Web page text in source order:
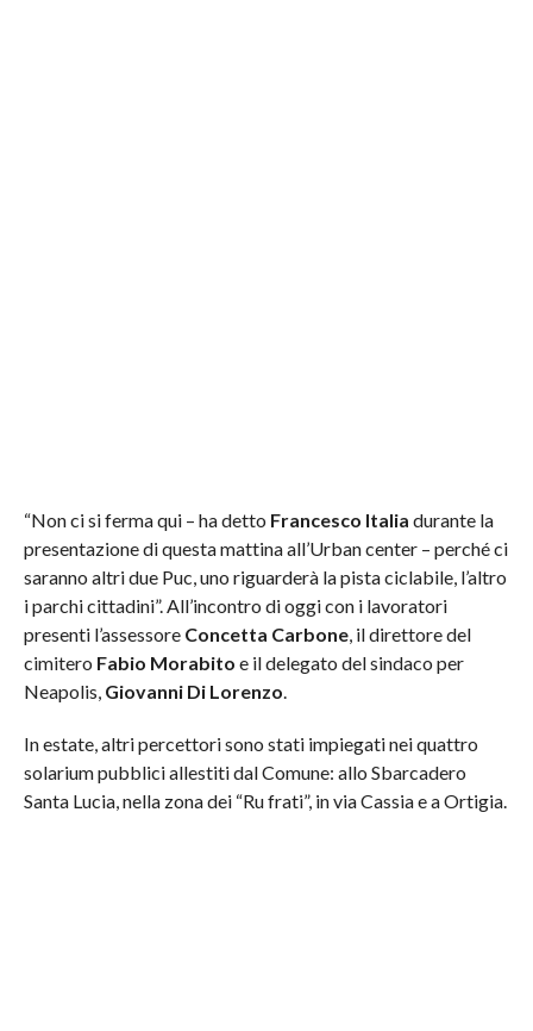
“Non ci si ferma qui – ha detto Francesco Italia durante la
presentazione di questa mattina all’Urban center – perché ci
saranno altri due Puc, uno riguarderà la pista ciclabile, l’altro
i parchi cittadini”. All’incontro di oggi con i lavoratori
presenti l’assessoreConcetta Carbone, il direttore del
cimitero Fabio Morabito e il delegato del sindaco per
Neapolis, Giovanni Di Lorenzo.
In estate, altri percettori sono stati impiegati nei quattro
solarium pubblici allestiti dal Comune: allo Sbarcadero
Santa Lucia, nella zona dei “Ru frati”, in via Cassia e a Ortigia.